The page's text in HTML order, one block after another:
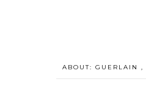
ABOUT: GUERLAIN ,